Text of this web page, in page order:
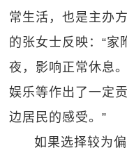
常生活，也是主办
的张女士反映：“家
夜，影响正常休息
娱乐等作出了一定
边居民的感受。”
如果选择较为